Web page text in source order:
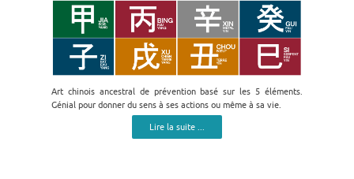
Art chinois ancestral de prévention basé sur les 5 éléments.
Génial pour donner du sens à ses actions ou même à sa vie.
Lire la suite ...